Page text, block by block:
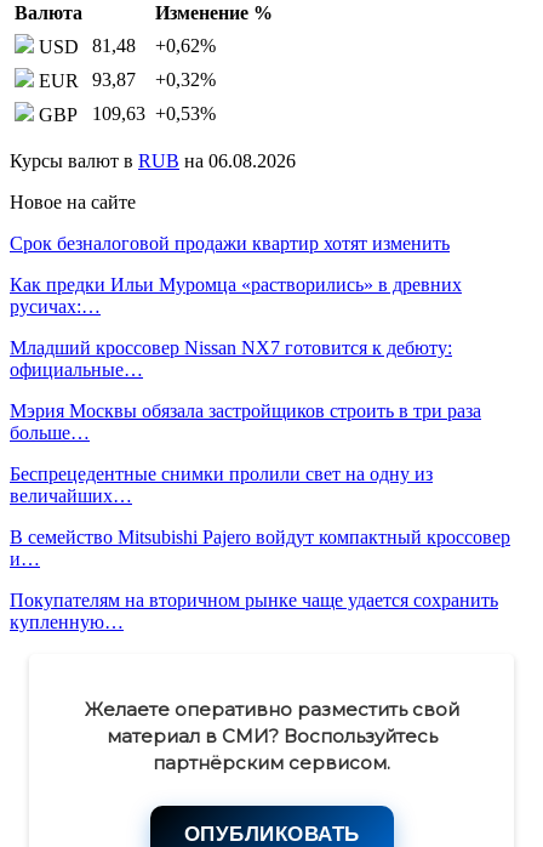
Валюта
Изменение %
USD
81,48 +0,62%
EUR
93,87 +0,32%
GBP
109,63 +0,53%
Курсы валют в RUB на 06.08.2026
Новое на сайте
Срок безналоговой продажи квартир хотят изменить
Как предки Ильи Муромца «растворились» в древних
русичах:…
Младший кроссовер Nissan NX7 готовится к дебюту:
официальные…
Мэрия Москвы обязала застройщиков строить в три раза
больше…
Беспрецедентные снимки пролили свет на одну из
величайших…
В семейство Mitsubishi Pajero войдут компактный кроссовер
и…
Покупателям на вторичном рынке чаще удается сохранить
купленную…
Желаете оперативно разместить свой
материал в СМИ? Воспользуйтесь
партнёрским сервисом.
ОПУБЛИКОВАТЬ